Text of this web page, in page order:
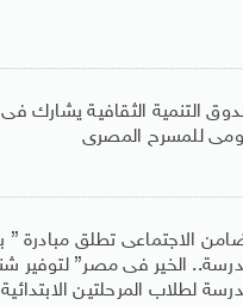
التنمية الثقافية يشارك فى
للمسرح المصرى
الاجتماعى تطلق مبادرة ”
الخير فى مصر” لتوفير
لطلاب المرحلتين